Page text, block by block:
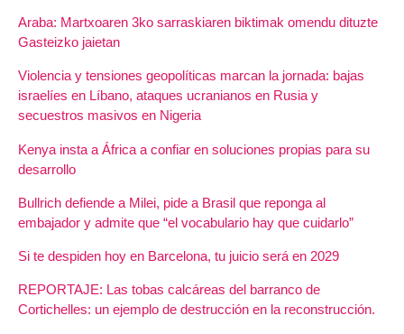
Araba: Martxoaren 3ko sarraskiaren biktimak omendu dituzte
Gasteizko jaietan
Violencia y tensiones geopolíticas marcan la jornada: bajas
israelíes en Líbano, ataques ucranianos en Rusia y
secuestros masivos en Nigeria
Kenya insta a África a confiar en soluciones propias para su
desarrollo
Bullrich defiende a Milei, pide a Brasil que reponga al
embajador y admite que “el vocabulario hay que cuidarlo”
Si te despiden hoy en Barcelona, tu juicio será en 2029
REPORTAJE: Las tobas calcáreas del barranco de
Cortichelles: un ejemplo de destrucción en la reconstrucción.